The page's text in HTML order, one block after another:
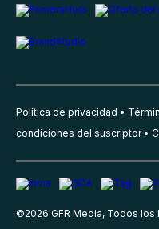
Política de privacidad
condiciones del suscriptor
©2026 GFR Media, Todos